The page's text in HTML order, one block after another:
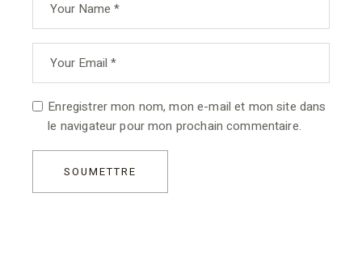
Enregistrer mon nom, mon e-mail et mon site dans
le navigateur pour mon prochain commentaire.
SOUMETTRE